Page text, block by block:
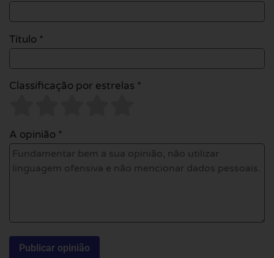
Título *
Classificação por estrelas *
A opinião *